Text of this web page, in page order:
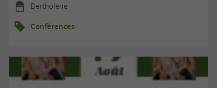
Bertholène
Conférences